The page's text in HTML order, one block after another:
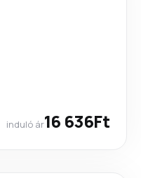
induló ár16 636Ft